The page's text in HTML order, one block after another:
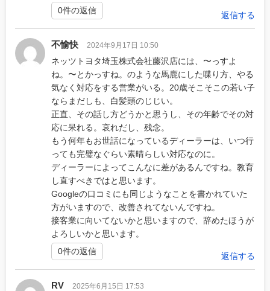
返信する
0件の返信
不愉快 2024年9月17日 10:50
ネッツトヨタ埼玉株式会社藤沢店には、〜っすよ
ね。〜とかっすね。のような馬鹿にした喋り方、やる
気なく対応をする営業がいる。20歳そこそこの若い子
ならまだしも、白髪頭のじじい。
正直、その話し方どうかと思うし、その年齢でその対
応に呆れる。哀れだし、残念。
もう何年もお世話になっているディーラーは、いつ行
っても完璧なぐらい素晴らしい対応なのに。
ディーラーによってこんなに差があるんですね。教育
し直すべきではと思います。
Googleの口コミにも同じようなことを書かれていた
方がいますので、改善されてないんですね。
接客業に向いてないかと思いますので、辞めたほうが
よろしいかと思います。
返信する
0件の返信
RV 2025年6月15日 17:53